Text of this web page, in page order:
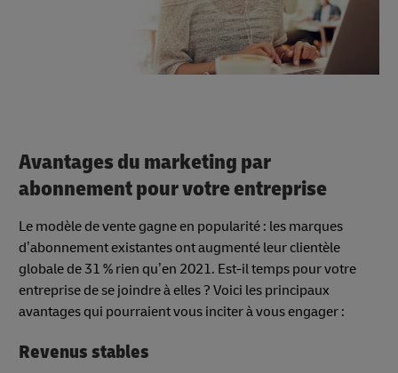
Avantages du marketing par
abonnement pour votre entreprise
Le modèle de vente gagne en popularité : les marques
d’abonnement existantes ont augmenté leur clientèle
globale de 31 % rien qu’en 2021. Est-il temps pour votre
entreprise de se joindre à elles ? Voici les principaux
avantages qui pourraient vous inciter à vous engager :
Revenus stables